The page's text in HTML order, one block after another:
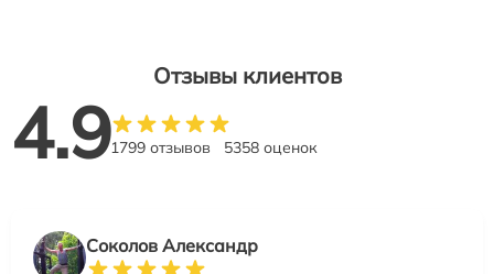
Отзывы клиентов
4.91799 отзывов 5358 оценок
Соколов Александр